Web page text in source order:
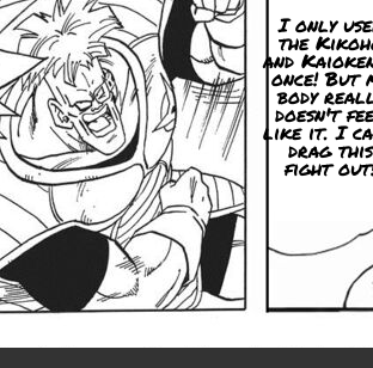
I only
the
and
once! But
body
doesn't
like it. I
drag this
fight